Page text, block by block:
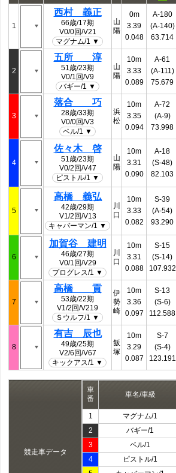
1
西村 義正
66歳/17期
V0/0回/V21
マグナム/1 ▼
山
陽
0m
3.39
0.048
A-180
(A-140)
63.714
2
五所 淳
51歳/23期
V0/1回/V9
バギー/1 ▼
山
陽
10m
3.33
0.089
A-61
(A-111)
75.679
3
落合 巧
28歳/33期
V0/0回/V3
ベル/1 ▼
浜
松
10m
3.35
0.094
A-72
(A-9)
73.998
4
佐々木 啓
51歳/23期
V0/2回/V47
ピストル/1 ▼
山
陽
10m
3.31
0.090
A-18
(S-48)
82.103
5
高橋 義弘
42歳/29期
V1/2回/V13
キャバーマン/1 ▼
川
口
10m
3.33
0.082
S-39
(A-54)
93.290
6
加賀谷 建明
46歳/27期
V0/1回/V29
プログレス/1 ▼
川
口
10m
3.31
0.088
S-15
(S-14)
107.932
7
高橋 貢
53歳/22期
V1/2回/V219
Ｓウルフ/1 ▼
伊
勢
崎
10m
3.36
0.097
S-13
(S-6)
112.588
8
有吉 辰也
49歳/25期
V2/6回/V67
キックアス/1 ▼
飯
塚
10m
3.29
0.087
S-7
(S-4)
123.191
競走車データ
車
番
車名/車級
1
マグナム/1
2
バギー/1
3
ベル/1
4
ピストル/1